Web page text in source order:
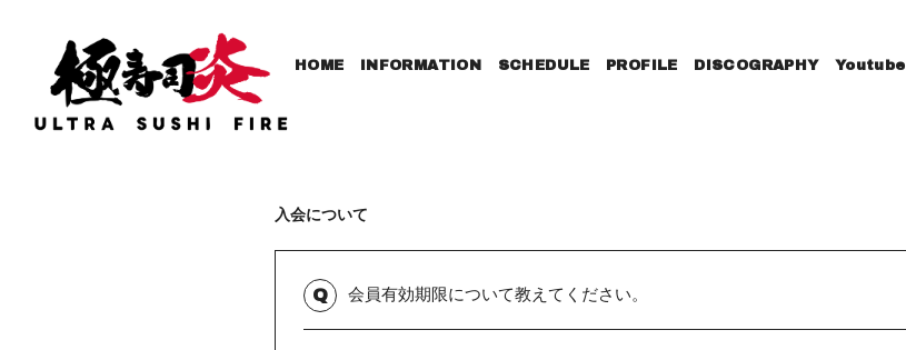
HOME INFORMATION SCHEDULE PROFILE DISCOGRAPHY Youtube
入会について
Q 会員有効期限について教えてください。